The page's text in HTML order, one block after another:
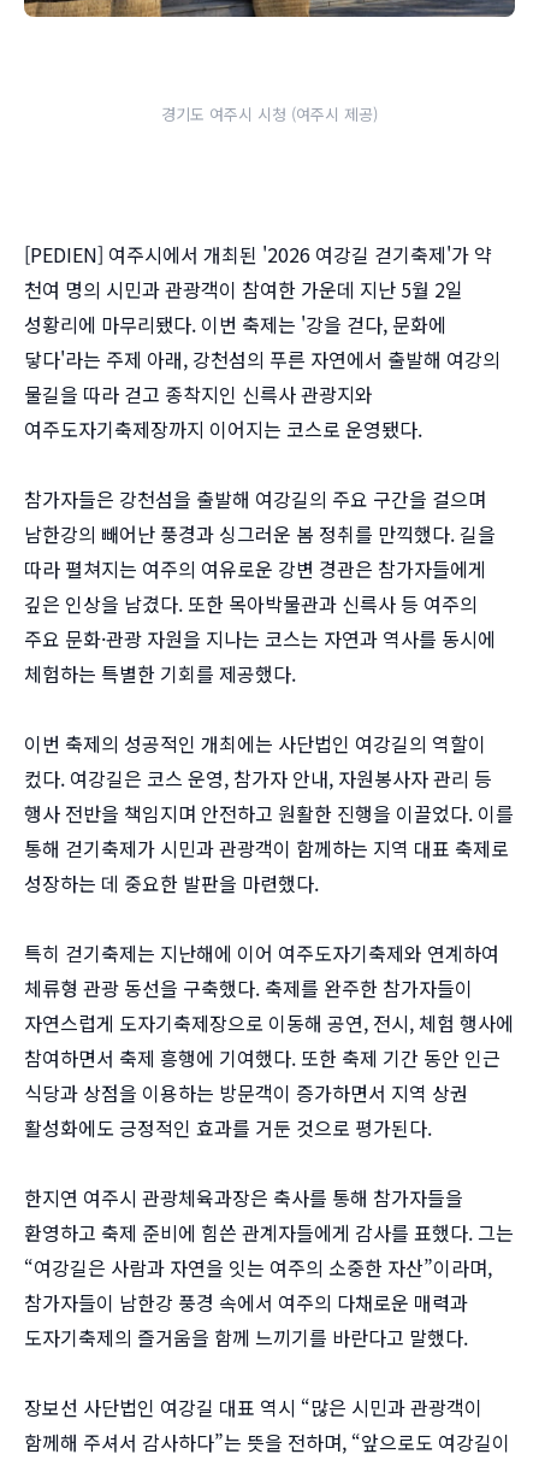
경기도 여주시 시청 (여주시 제공)
[PEDIEN] 여주시에서 개최된 '2026 여강길 걷기축제'가 약
천여 명의 시민과 관광객이 참여한 가운데 지난 5월 2일
성황리에 마무리됐다. 이번 축제는 '강을 걷다, 문화에
닿다'라는 주제 아래, 강천섬의 푸른 자연에서 출발해 여강의
물길을 따라 걷고 종착지인 신륵사 관광지와
여주도자기축제장까지 이어지는 코스로 운영됐다.
참가자들은 강천섬을 출발해 여강길의 주요 구간을 걸으며
남한강의 빼어난 풍경과 싱그러운 봄 정취를 만끽했다. 길을
따라 펼쳐지는 여주의 여유로운 강변 경관은 참가자들에게
깊은 인상을 남겼다. 또한 목아박물관과 신륵사 등 여주의
주요 문화·관광 자원을 지나는 코스는 자연과 역사를 동시에
체험하는 특별한 기회를 제공했다.
이번 축제의 성공적인 개최에는 사단법인 여강길의 역할이
컸다. 여강길은 코스 운영, 참가자 안내, 자원봉사자 관리 등
행사 전반을 책임지며 안전하고 원활한 진행을 이끌었다. 이를
통해 걷기축제가 시민과 관광객이 함께하는 지역 대표 축제로
성장하는 데 중요한 발판을 마련했다.
특히 걷기축제는 지난해에 이어 여주도자기축제와 연계하여
체류형 관광 동선을 구축했다. 축제를 완주한 참가자들이
자연스럽게 도자기축제장으로 이동해 공연, 전시, 체험 행사에
참여하면서 축제 흥행에 기여했다. 또한 축제 기간 동안 인근
식당과 상점을 이용하는 방문객이 증가하면서 지역 상권
활성화에도 긍정적인 효과를 거둔 것으로 평가된다.
한지연 여주시 관광체육과장은 축사를 통해 참가자들을
환영하고 축제 준비에 힘쓴 관계자들에게 감사를 표했다. 그는
“여강길은 사람과 자연을 잇는 여주의 소중한 자산”이라며,
참가자들이 남한강 풍경 속에서 여주의 다채로운 매력과
도자기축제의 즐거움을 함께 느끼기를 바란다고 말했다.
장보선 사단법인 여강길 대표 역시 “많은 시민과 관광객이
함께해 주셔서 감사하다”는 뜻을 전하며, “앞으로도 여강길이